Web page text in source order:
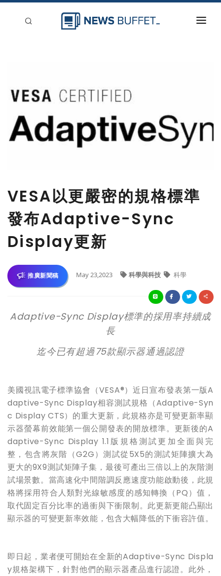
VESA以更嚴密的規格標準
發布Adaptive-Sync
Display更新
推廣新聞稿 May 23,2023 科學與科技 科學
Adaptive-Sync Display標準的採用率持續成
長
迄今已有超過75款顯示器通過認證
美國視訊電子標準協會（VESA®）近日宣布發表第一版A
daptive-Sync Display相容測試規格（Adaptive-Syn
c Display CTS）的重大更新，此規格亦是可變更新率顯
示器螢幕前效能第一個公開發表的開放標準。更新後的A
daptive-Sync Display 1.1 版規格測試更加全面與完
整，包含將灰階（G2G）測試從5X5的測試矩陣擴大為
更大的9X9測試矩陣子集，最後可產出三倍以上的灰階測
試場景數。當高速化中間階調反應速度功能啟動後，此規
格將採用符合人類對光線敏感度的感知轉換（PQ）值，
取代固定百分比率的過衝與下衝限制。此更新更能凸顯出
顯示器的可變更新率效能，包含大幅降低的下衝容許值。
即日起，業者便可開始在全新的Adaptive-Sync Displa
y規格架構下，針對他們的顯示器產品進行認證。此外，